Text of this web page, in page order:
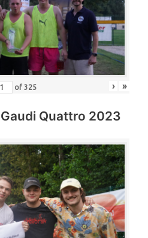
of 325 › »
Quattro 2023